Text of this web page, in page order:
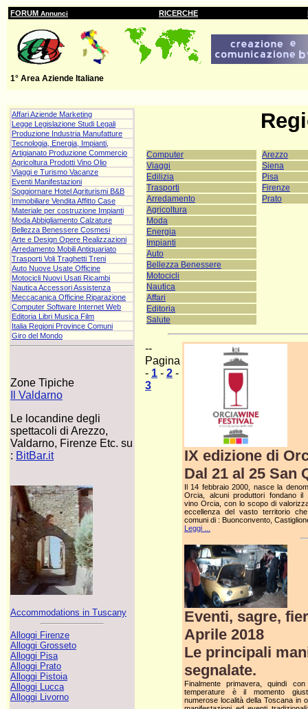
FORUM Annunci RICERCHE
1° Area Aziende Italiane
Affari Aziende Marketing
Legge Legislazione Studi Legali
Produzione Industria Manufatture
Tecnologia, Energia, Impianti,
Artigianato Produzione Commercio
Agricoltura Prodotti Vino Olio
Viaggi e Turismo Vacanze
Eventi Manifestazioni
Soggiornare Hotel Agriturismi B&B
Immobiliare Vendita Affitto Case
Materiale per costruzione Impianti
Moda Abbigliamento Calzature
Bellezza Benessere Cosmesi
Arte e Design Opere Realizzazioni
Arredamento Mobili Antiquariato
Trasporti Voli Traghetti Treni
Auto Nuove Usate Officine
Motocicli Nuovi Usati Ricambi
Nautica Accessori Assistenza
Meccacanica Officine Riparazione
Computer Software Internet Web
Editoria Libri Musica Film
Italia Regioni Province Comuni
Giro del Mondo
Zone Tipiche
Il Valdarno
Le locandine degli
spettacoli di Arezzo,
Valdarno, Firenze Etc. su
: BitBar.it
Accommodations in Tuscany
Alloggi Firenze
Alloggi Grosseto
Alloggi Pisa
Alloggi Prato
Alloggi Pistoia
Alloggi Lucca
Alloggi Livorno
Computer
Viaggi
Edilizia
Trasporti
Arredamento
Agricoltura
Moda
Energia
Impianti
Auto
Bellezza Benessere
Motocicli
Nautica
Affari
Editoria
Salute
Arezzo
Siena
Pisa
Firenze
Prato
--
Pagina
- 1 - 2 -
3
IX edizione di
Dal 21 al 25 San
Il 14 febbraio 2000, nasce la
Orcia, alcuni produttori fondano il
vino Orcia, con lo scopo di
eccellenza del vasto territorio
comuni di : Buonconvento,
Leggi ...
Eventi, sagre,
Aprile 2018
Le principali
segnalate.
Finalmente primavera, quindi
temperature è il momento
numerose località della Toscana in